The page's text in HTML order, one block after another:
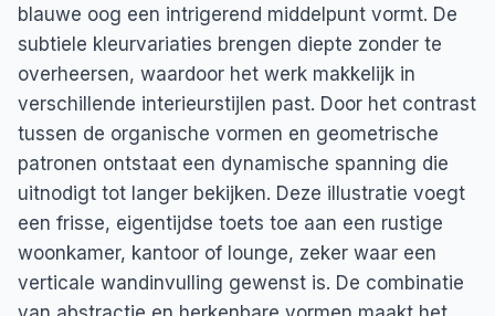
blauwe oog een intrigerend middelpunt vormt. De
subtiele kleurvariaties brengen diepte zonder te
overheersen, waardoor het werk makkelijk in
verschillende interieurstijlen past. Door het contrast
tussen de organische vormen en geometrische
patronen ontstaat een dynamische spanning die
uitnodigt tot langer bekijken. Deze illustratie voegt
een frisse, eigentijdse toets toe aan een rustige
woonkamer, kantoor of lounge, zeker waar een
verticale wandinvulling gewenst is. De combinatie